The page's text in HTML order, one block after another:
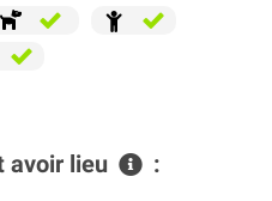
avoir lieu
: